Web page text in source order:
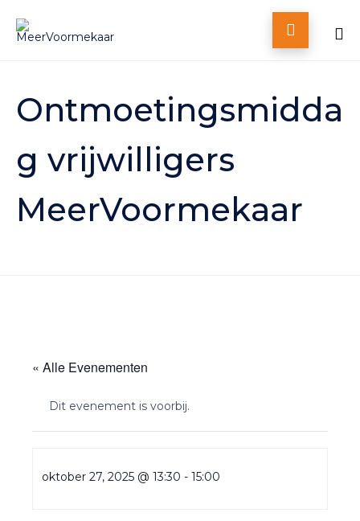

content
Ontmoetingsmidda
g vrijwilligers
MeerVoormekaar
« Alle Evenementen
Dit evenement is voorbij.
oktober 27, 2025 @ 13:30 -15:00